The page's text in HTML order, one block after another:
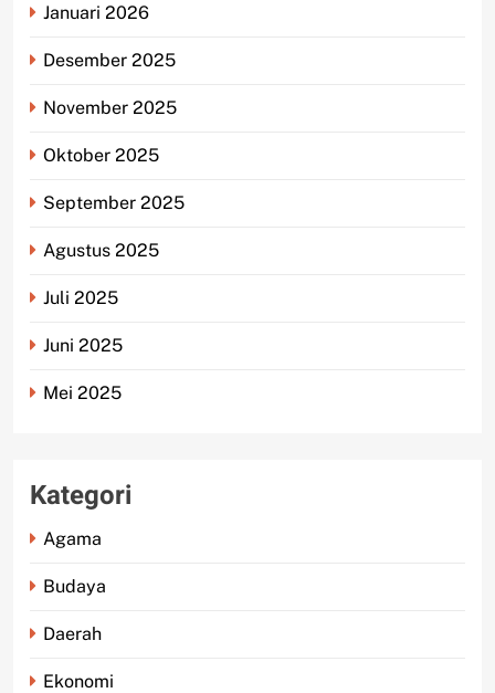
Januari 2026
Desember 2025
November 2025
Oktober 2025
September 2025
Agustus 2025
Juli 2025
Juni 2025
Mei 2025
Kategori
Agama
Budaya
Daerah
Ekonomi